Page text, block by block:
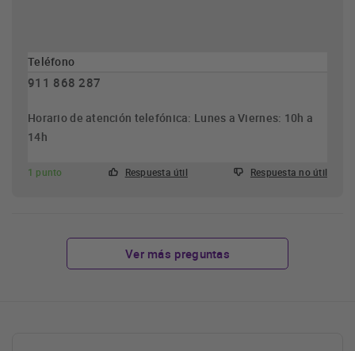
Teléfono
911 868 287
Horario de atención telefónica: Lunes a Viernes: 10h a
14h
1 punto Respuesta útil Respuesta no útil
Ver más preguntas